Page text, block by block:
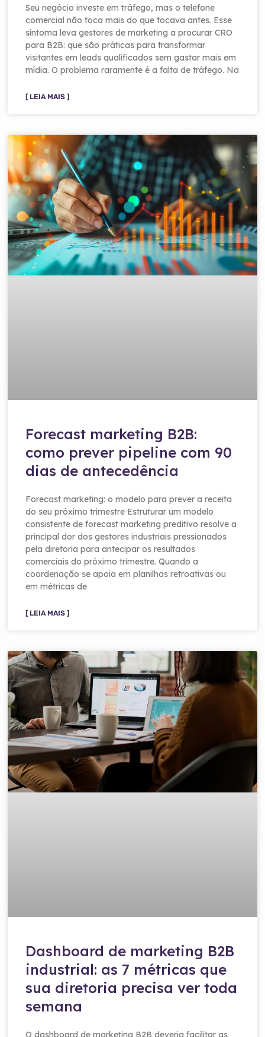
Seu negócio investe em tráfego, mas o telefone
comercial não toca mais do que tocava antes. Esse
sintoma leva gestores de marketing a procurar CRO
para B2B: que são práticas para transformar
visitantes em leads qualificados sem gastar mais em
mídia. O problema raramente é a falta de tráfego. Na
[ LEIA MAIS ]
Forecast marketing B2B:
como prever pipeline com 90
dias de antecedência
Forecast marketing: o modelo para prever a receita
do seu próximo trimestre Estruturar um modelo
consistente de forecast marketing preditivo resolve a
principal dor dos gestores industriais pressionados
pela diretoria para antecipar os resultados
comerciais do próximo trimestre. Quando a
coordenação se apoia em planilhas retroativas ou
em métricas de
[ LEIA MAIS ]
Dashboard de marketing B2B
industrial: as 7 métricas que
sua diretoria precisa ver toda
semana
O dashboard de marketing B2B deveria facilitar as